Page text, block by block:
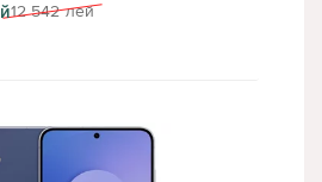
12 542 лей